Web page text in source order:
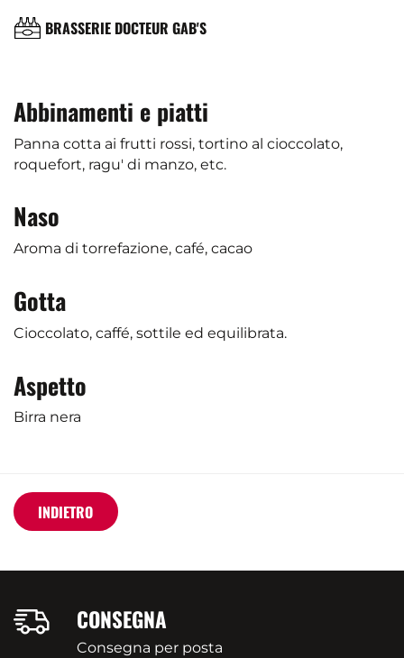
SERVICE
BRASSERIE
BRASSERIE DOCTEUR GAB'S
Abbinamenti e piatti
Panna cotta ai frutti rossi, tortino al cioccolato,
roquefort, ragu' di manzo, etc.
Naso
Aroma di torrefazione, café, cacao
Gotta
Cioccolato, caffé, sottile ed equilibrata.
Aspetto
Birra nera
INDIETRO
CONSEGNA
Consegna per posta